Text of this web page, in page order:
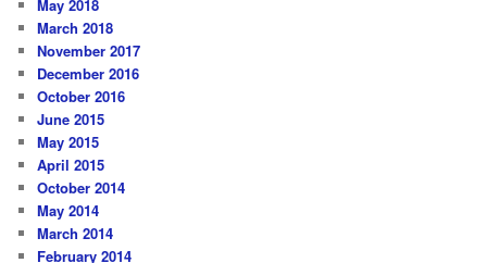
May 2018
March 2018
November 2017
December 2016
October 2016
June 2015
May 2015
April 2015
October 2014
May 2014
March 2014
February 2014